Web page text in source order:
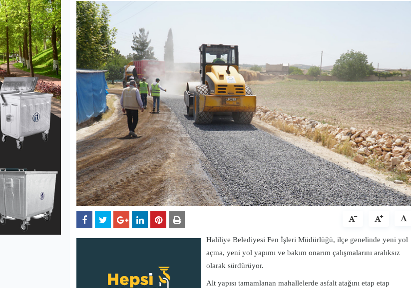
Haliliye Belediyesi Fen İşleri Müdürlüğü, ilçe genelinde yeni yol
açma, yeni yol yapımı ve bakım onarım çalışmalarını aralıksız
olarak sürdürüyor.
Alt yapısı tamamlanan mahallelerde asfalt atağını etap etap